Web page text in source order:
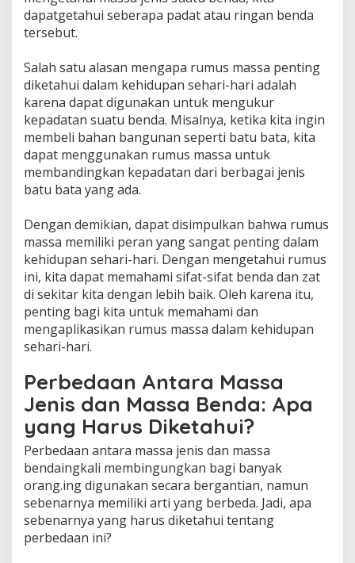
dapatgetahui seberapa padat atau ringan benda
tersebut.
Salah satu alasan mengapa rumus massa penting
diketahui dalam kehidupan sehari-hari adalah
karena dapat digunakan untuk mengukur
kepadatan suatu benda. Misalnya, ketika kita ingin
membeli bahan bangunan seperti batu bata, kita
dapat menggunakan rumus massa untuk
membandingkan kepadatan dari berbagai jenis
batu bata yang ada.
Dengan demikian, dapat disimpulkan bahwa rumus
massa memiliki peran yang sangat penting dalam
kehidupan sehari-hari. Dengan mengetahui rumus
ini, kita dapat memahami sifat-sifat benda dan zat
di sekitar kita dengan lebih baik. Oleh karena itu,
penting bagi kita untuk memahami dan
mengaplikasikan rumus massa dalam kehidupan
sehari-hari.
Perbedaan Antara Massa
Jenis dan Massa Benda: Apa
yang Harus Diketahui?
Perbedaan antara massa jenis dan massa
bendaingkali membingungkan bagi banyak
orang.ing digunakan secara bergantian, namun
sebenarnya memiliki arti yang berbeda. Jadi, apa
sebenarnya yang harus diketahui tentang
perbedaan ini?